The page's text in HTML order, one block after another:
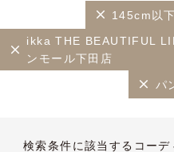
145cm以下
ikka THE BEAUTIFUL
ンモール下田店
パ
検索条件に該当するコー